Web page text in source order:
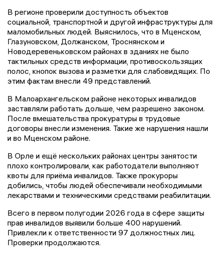
В регионе проверили доступность объектов
социальной, транспортной и другой инфраструктуры для
маломобильных людей. Выяснилось, что в Мценском,
Глазуновском, Должанском, Троснянском и
Новодеревеньковском районах в зданиях не было
тактильных средств информации, противоскользящих
полос, кнопок вызова и разметки для слабовидящих. По
этим фактам внесли 49 представлений.
В Малоархангельском районе некоторых инвалидов
заставляли работать дольше, чем разрешено законом.
После вмешательства прокуратуры в трудовые
договоры внесли изменения. Такие же нарушения нашли
и во Мценском районе.
В Орле и ещё нескольких районах центры занятости
плохо контролировали, как работодатели выполняют
квоты для приёма инвалидов. Также прокуроры
добились, чтобы людей обеспечивали необходимыми
лекарствами и техническими средствами реабилитации.
Всего в первом полугодии 2026 года в сфере защиты
прав инвалидов выявили больше 400 нарушений.
Привлекли к ответственности 97 должностных лиц.
Проверки продолжаются.